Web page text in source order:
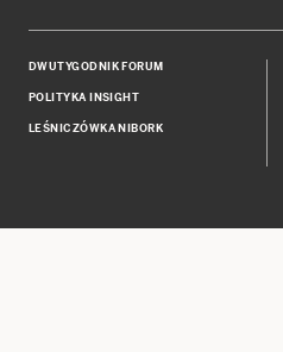
DWUTYGODNIK FORUM
POLITYKA INSIGHT
LEŚNICZÓWKA NIBORK